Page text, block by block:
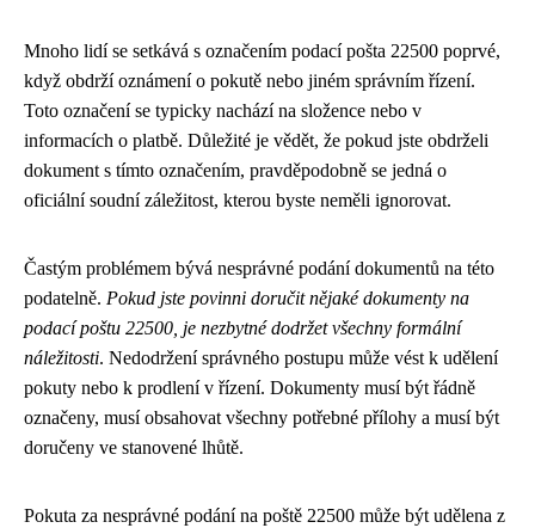
Mnoho lidí se setkává s označením podací pošta 22500 poprvé,
když obdrží oznámení o pokutě nebo jiném správním řízení.
Toto označení se typicky nachází na složence nebo v
informacích o platbě. Důležité je vědět, že pokud jste obdrželi
dokument s tímto označením, pravděpodobně se jedná o
oficiální soudní záležitost, kterou byste neměli ignorovat.
Častým problémem bývá nesprávné podání dokumentů na této
podatelně. Pokud jste povinni doručit nějaké dokumenty na
podací poštu 22500, je nezbytné dodržet všechny formální
náležitosti. Nedodržení správného postupu může vést k udělení
pokuty nebo k prodlení v řízení. Dokumenty musí být řádně
označeny, musí obsahovat všechny potřebné přílohy a musí být
doručeny ve stanovené lhůtě.
Pokuta za nesprávné podání na poště 22500 může být udělena z